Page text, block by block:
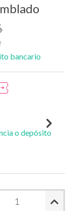
bancario
o depósito